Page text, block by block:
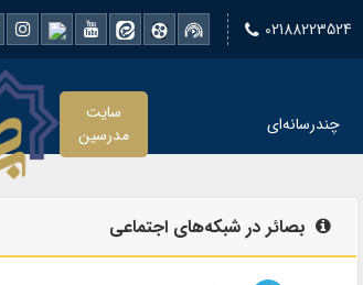
02188223524
چندرسانه‌ای
سایت
مدرسین
بصائر در شبکه‌های اجتماعی